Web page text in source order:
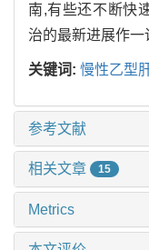
南,有些还不断快
治的最新进展作
关键词: 慢性乙型
参考文献
相关文章 15
Metrics